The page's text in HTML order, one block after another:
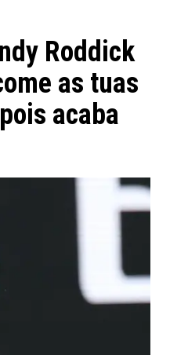
Roddick
as tuas
acaba